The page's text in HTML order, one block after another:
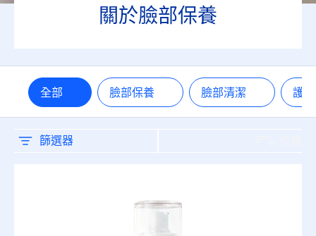
關於臉部保養
全部 臉部保養 臉部清潔 護
篩選器
防曬係數
15